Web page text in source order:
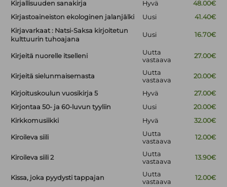
Kirjallisuuden sanakirja Hyvä
48.00€
Kirjastoaineiston ekologinen jalanjälki
Uusi
41.40€
Kirjavarkaat : Natsi-Saksa kirjoitetun
kulttuurin tuhoajana
Uusi 16.70€
Kirjeitä nuorelle itselleni
Uutta
vastaava
27.00€
Kirjeitä sielunmaisemasta
Uutta
vastaava
20.00€
Kirjoituskoulun vuosikirja 5 Hyvä
27.00€
Kirjontaa 50- ja 60-luvun tyyliin
Uusi
20.00€
Kirkkomusiikki
Hyvä 32.00€
Kiroileva siili
Uutta
vastaava
12.00€
Kiroileva siili 2
Uutta
vastaava
13.90€
Kissa, joka pyydysti tappajan
Uutta
vastaava
12.00€